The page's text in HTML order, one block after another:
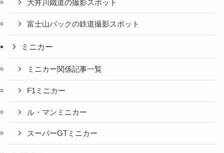
大井川鐵道の撮影スポット
富士山バックの鉄道撮影スポット
ミニカー
ミニカー関係記事一覧
F1ミニカー
ル・マンミニカー
スーパーGTミニカー